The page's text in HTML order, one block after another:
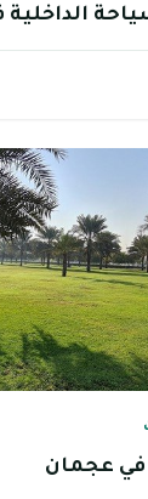
الداخلية
في عجمان